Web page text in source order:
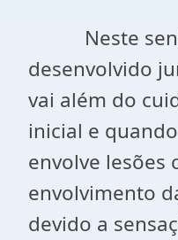
Neste
desenvolvido
vai além do
inicial e
envolve lesões
envolvimento
devido a